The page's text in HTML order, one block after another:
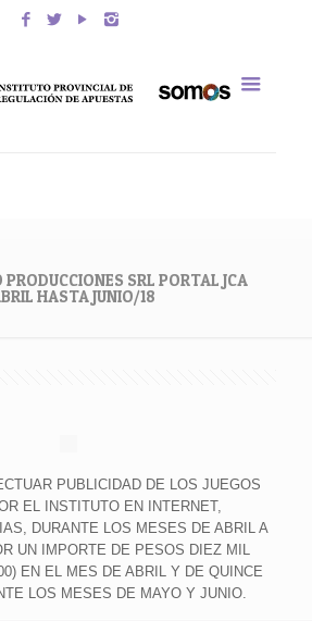
SRL PORTAL JCA
HASTA JUNIO/18
PUBLICIDAD DE LOS JUEGOS
EL INSTITUTO EN INTERNET,
DURANTE LOS MESES DE ABRIL A
UN IMPORTE DE PESOS DIEZ MIL
EN EL MES DE ABRIL Y DE QUINCE
LOS MESES DE MAYO Y JUNIO.